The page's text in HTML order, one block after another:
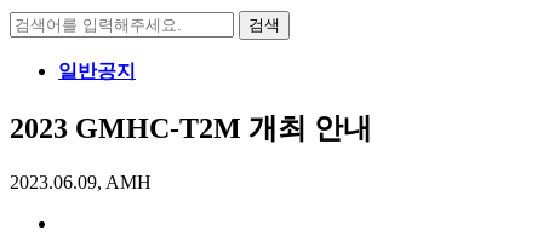
검
일반공지
2023 GMHC-T2M 개최 안내
2023.06.09, AMH